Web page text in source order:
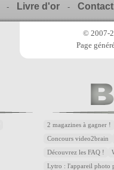
- Livre d'or - Contact
© 2007-
Page
2 magazines à gagner !
Concours video2brain
Découvrez les FAQ !
Lytro : l'appareil photo